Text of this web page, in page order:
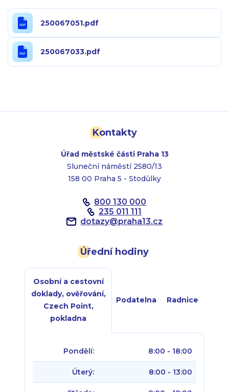
250067051.pdf
250067033.pdf
Kontakty
Úřad městské části Praha 13
Sluneční náměstí 2580/13
158 00 Praha 5 - Stodůlky
800 130 000
235 011 111
dotazy@praha13.cz
Úřední hodiny
Osobní a cestovní
doklady, ověřování,
Czech Point,
pokladna
Podatelna Radnice
Pondělí: 8:00 - 18:00
Úterý: 8:00 - 13:00